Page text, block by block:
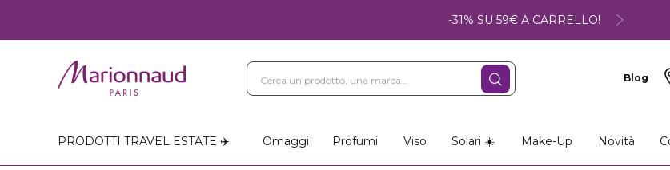
-31% SU 59€ A CARRELLO!
Blog
PRODOTTI TRAVEL ESTATE ✈️
Omaggi Profumi Viso Solari ☀️ Make-Up Novità